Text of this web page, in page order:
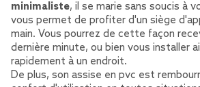
minimaliste, il se marie sans soucis à
vous permet de profiter d'un siège
main. Vous pourrez de cette façon
dernière minute, ou bien vous installer
rapidement à un endroit.
De plus, son assise en pvc est